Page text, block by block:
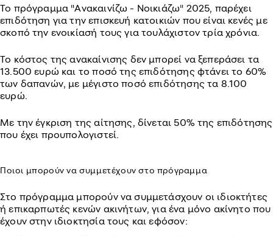
Το πρόγραμμα "Ανακαινίζω - Νοικιάζω" 2025, παρέχει
επιδότηση για την επισκευή κατοικιών που είναι κενές με
σκοπό την ενοικίασή τους για τουλάχιστον τρία χρόνια.
Το κόστος της ανακαίνισης δεν μπορεί να ξεπεράσει τα
13.500 ευρώ και το ποσό της επιδότησης φτάνει το 60%
των δαπανών, με μέγιστο ποσό επιδότησης τα 8.100
ευρώ.
Με την έγκριση της αίτησης, δίνεται 50% της επιδότησης
που έχει προυπολογιστεί.
Ποιοι μπορούν να συμμετέχουν στο πρόγραμμα
Στο πρόγραμμα μπορούν να συμμετάσχουν οι ιδιοκτήτες
ή επικαρπωτές κενών ακινήτων, για ένα μόνο ακίνητο που
έχουν στην ιδιοκτησία τους και εφόσον: